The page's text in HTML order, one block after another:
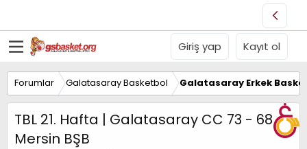
Giriş yap Kayıt ol
Forumlar Galatasaray Basketbol Galatasaray Erkek
TBL 21. Hafta | Galatasaray CC 73 - 68
Mersin BŞB